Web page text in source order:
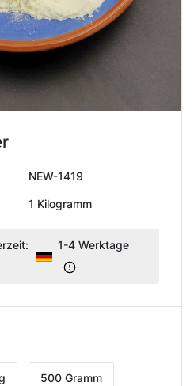
NEW-1419
1 Kilogramm
1-4 Werktage
500 Gramm